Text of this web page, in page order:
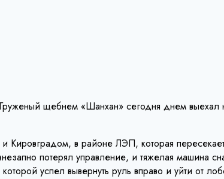
Груженый щебнем «Шанхан» сегодня днем
в районе ЛЭП, которая
потерял управление, и тяжелая машина
успел вывернуть руль вправо и уйти от